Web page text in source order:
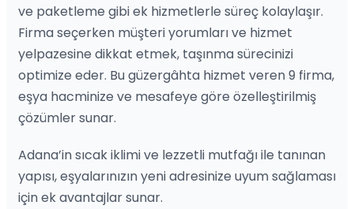
ve paketleme gibi ek hizmetlerle süreç kolaylaşır.
Firma seçerken müşteri yorumları ve hizmet
yelpazesine dikkat etmek, taşınma sürecinizi
optimize eder. Bu güzergâhta hizmet veren 9 firma,
eşya hacminize ve mesafeye göre özelleştirilmiş
çözümler sunar.
Adana’in sıcak iklimi ve lezzetli mutfağı ile tanınan
yapısı, eşyalarınızın yeni adresinize uyum sağlaması
için ek avantajlar sunar.